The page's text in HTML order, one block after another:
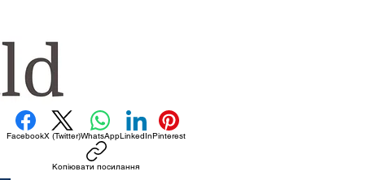
FacebookX (Twitter)WhatsAppLinkedInPinterest
Копіювати посилання